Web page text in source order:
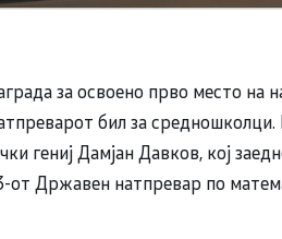
за освоено прво место на
бил за
гениј Дамјан Давков, кој
от Државен натпревар по